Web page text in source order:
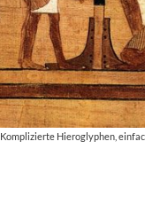
Komplizierte Hieroglyphen,